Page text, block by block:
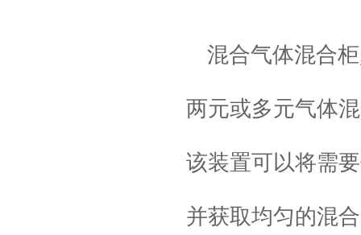
混合气体混合
两元或多元气体
该装置可以将需
并获取均匀的混